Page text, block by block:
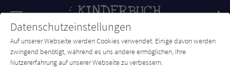
SUCHE Forum Charts Newsletter
Datenschutzeinstellungen
Auf unserer Webseite werden Cookies verwendet. Einige davon werden
zwingend benötigt, während es uns andere ermöglichen, Ihre
Nutzererfahrung auf unserer Webseite zu verbessern.